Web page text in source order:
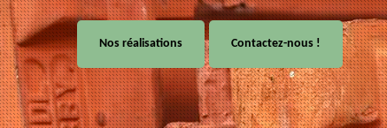
Nos réalisations Contactez-nous !